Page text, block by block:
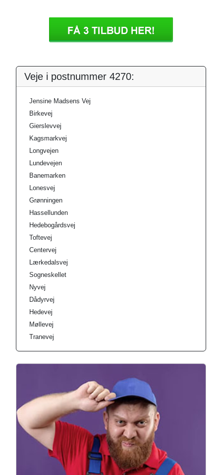
Veje i postnummer 4270:
Jensine Madsens Vej
Birkevej
Gierslevvej
Kagsmarkvej
Longvejen
Lundevejen
Banemarken
Lonesvej
Grønningen
Hassellunden
Hedebogårdsvej
Toftevej
Centervej
Lærkedalsvej
Sogneskellet
Nyvej
Dådyrvej
Hedevej
Møllevej
Tranevej